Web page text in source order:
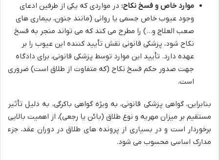
موارد خاص و فسخ نکاح: در مواردی که یکی از طرفین ادعای
وجود عیوب خاص جسمی یا روانی (مانند جنون، بیماری های
صعب العلاج و…) را مطرح می کند که می تواند منجر به فسخ
نکاح شود، پزشکی قانونی نقش تأیید کننده این عیوب را بر
عهده دارد. تأیید این موارد توسط پزشکی قانونی، برای دادگاه
جهت صدور حکم فسخ نکاح (که متفاوت از طلاق است) ضروری
است.
بنابراین، گواهی پزشکی قانونی، به ویژه گواهی باکرگی، به دلیل تأثیر
مستقیم بر میزان مهریه و نوع طلاق (بائن یا رجعی)، از اهمیت بالایی
برخوردار است و در بسیاری از پرونده های طلاق در دوران عقد، جزء
مدارک اساسی محسوب می شود.